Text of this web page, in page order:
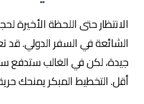
الانتظار حتى اللحظة الأخيرة
الشائعة في السفر الدولي.
جيدة، لكن في الغالب ستدفع
أقل. التخطيط المبكر يمنحك